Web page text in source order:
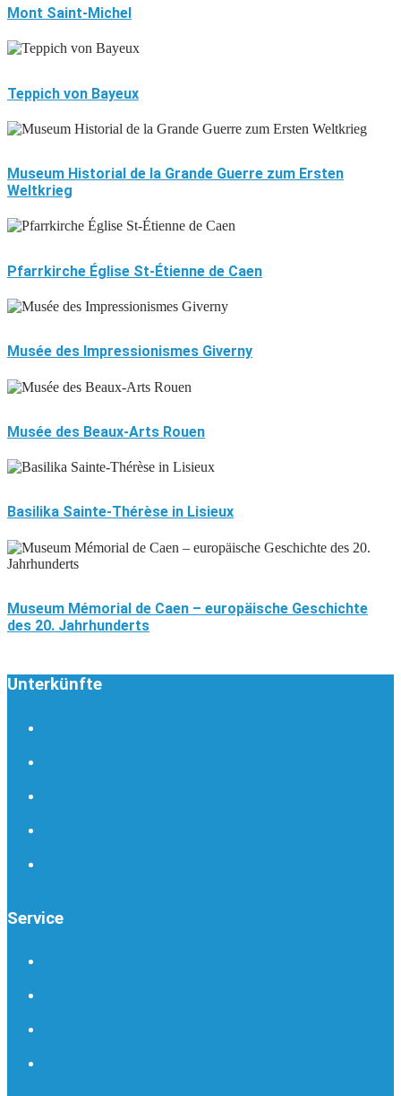
Mont Saint-Michel
Teppich von Bayeux
Museum Historial de la Grande Guerre zum Ersten
Weltkrieg
Pfarrkirche Église St-Étienne de Caen
Musée des Impressionismes Giverny
Musée des Beaux-Arts Rouen
Basilika Sainte-Thérèse in Lisieux
Museum Mémorial de Caen – europäische Geschichte
des 20. Jahrhunderts
Unterkünfte
Service